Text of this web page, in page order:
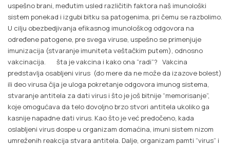
uspešno brani, međutim usled različitih faktora naš imunološki
sistem ponekad i izgubi bitku sa patogenima, pri čemu se razbolimo.
U cilju obezbedjivanja efikasnog imunološkog odgovora na
određene patogene, pre svega viruse, uspešno se primenjuje
imunizacija (stvaranje imuniteta veštačkim putem), odnosno
vakcinacija. šta je vakcina i kako ona “radi”? Vakcina
predstavlja osabljeni virus (do mere da ne može da izazove bolest)
ili deo virusa čija je uloga pokretanje odgovora imunog sistema,
stvaranje antitela za dati virus i što je još bitnije “memorisanje”,
koje omogućava da telo dovoljno brzo stvori antitela ukoliko ga
kasnije napadne dati virus. Kao što je već predočeno, kada
oslabljeni virus dospe u organizam domaćina, imuni sistem nizom
umreženih reakcija stvara antitela. Dalje, organizam pamti “virus” i